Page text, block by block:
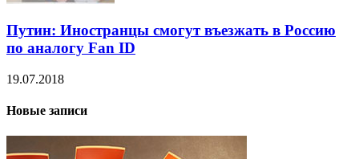
Путин: Иностранцы смогут въезжать в Россию
по аналогу Fan ID
19.07.2018
Новые записи